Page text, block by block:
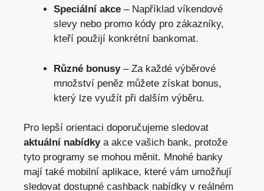
Speciální akce – Například víkendové
slevy nebo promo kódy pro zákazníky,
kteří použijí konkrétní bankomat.
Různé bonusy– Za každé výběrové
množství peněz můžete získat bonus,
který lze využít při dalším výběru.
Pro lepší orientaci doporučujeme sledovat
aktuální nabídkya akce vašich bank, protože
tyto programy se mohou měnit. Mnohé banky
mají také mobilní aplikace, které vám umožňují
sledovat dostupné cashback nabídky v reálném